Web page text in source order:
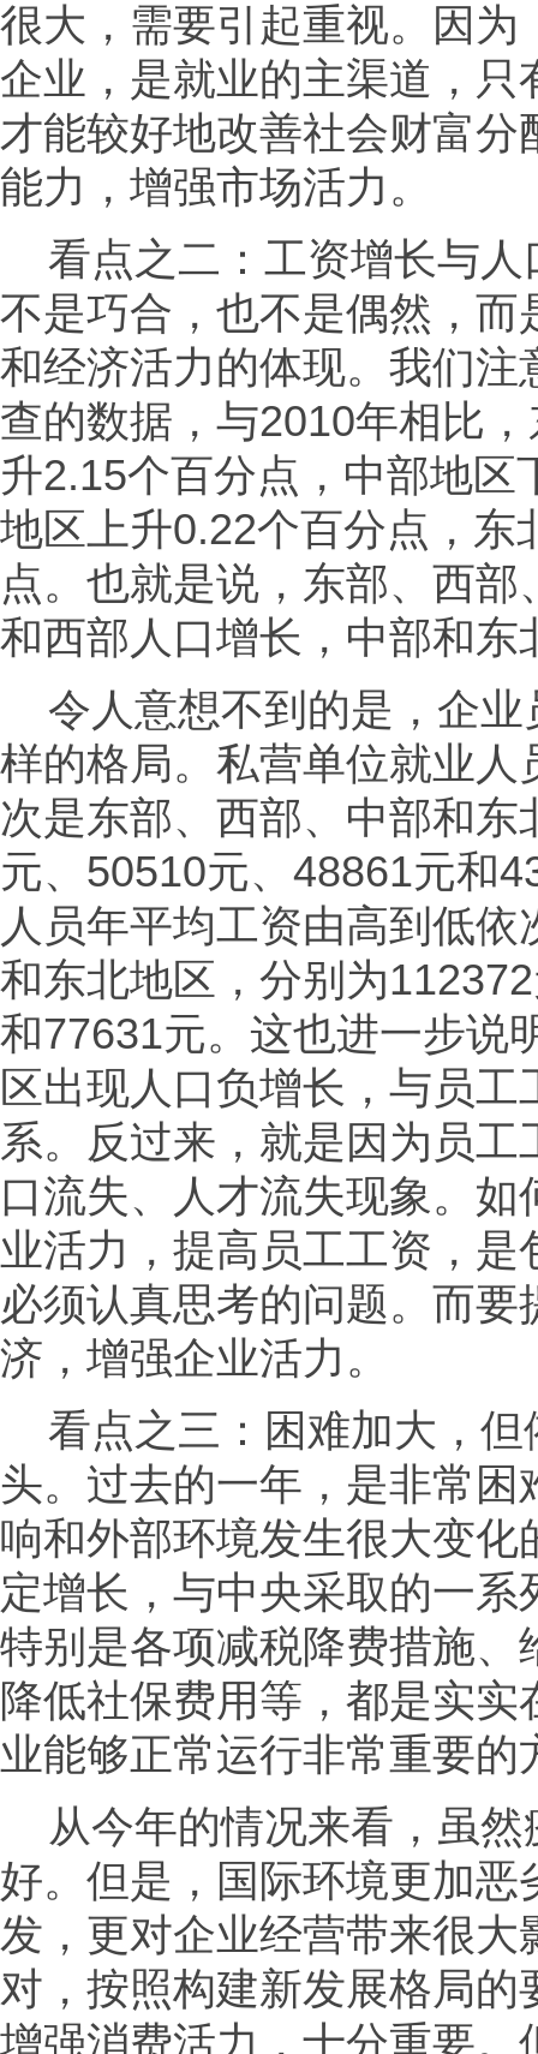
很大，需要引起重视。因
企业，是就业的主渠道，
才能较好地改善社会财富
能力，增强市场活力。
看点之二：工资增长与
不是巧合，也不是偶然，
和经济活力的体现。我们
查的数据，与2010年相比
升2.15个百分点，中部地区
地区上升0.22个百分点，东
点。也就是说，东部、西
和西部人口增长，中部和东
令人意想不到的是，企
样的格局。私营单位就业
次是东部、西部、中部和
元、50510元、48861元和
人员年平均工资由高到低
和东北地区，分别为
和77631元。这也进一步说
区出现人口负增长，与员
系。反过来，就是因为员
口流失、人才流失现象。
业活力，提高员工工资，
必须认真思考的问题。而
济，增强企业活力。
看点之三：困难加大，
头。过去的一年，是非常
响和外部环境发生很大变
定增长，与中央采取的一
特别是各项减税降费措施
降低社保费用等，都是实
业能够正常运行非常重要的
从今年的情况来看，虽
好。但是，国际环境更加
发，更对企业经营带来很
对，按照构建新发展格局
增强消费活力，十分重要